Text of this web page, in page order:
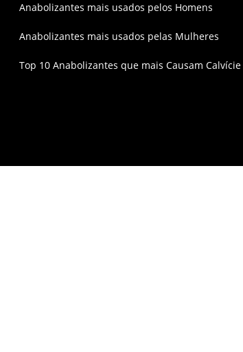
Anabolizantes mais usados pelos Homens
Anabolizantes mais usados pelas Mulheres
Top 10 Anabolizantes que mais Causam Calvície